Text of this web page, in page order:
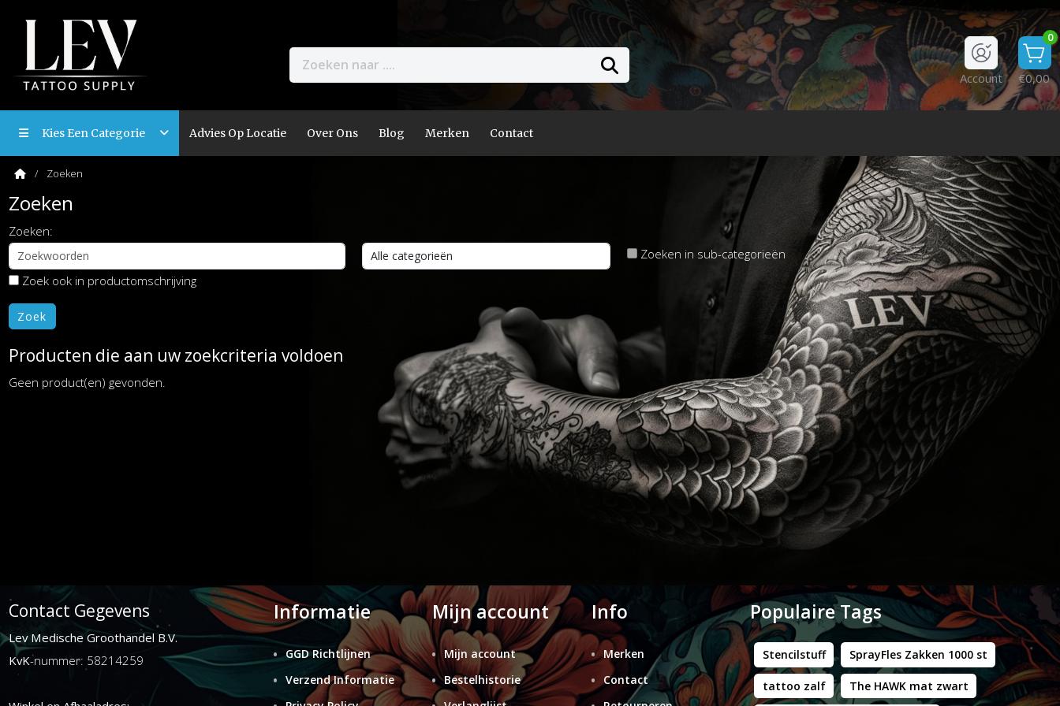
0
€0,00
Account
Kies Een Categorie Advies Op Locatie Over Ons Blog Merken Contact
Zoeken
Zoeken
Zoeken:
Zoeken in sub-categorieën
Zoek ook in productomschrijving
Producten die aan uw zoekcriteria voldoen
Geen product(en) gevonden.
Contact Gegevens
Lev Medische Groothandel B.V.
KvK-nummer: 58214259
Informatie
GGD Richtlijnen
Verzend Informatie
Mijn account
Mijn account
Bestelhistorie
Info
Merken
Contact
Populaire Tags
Stencilstuff SprayFles Zakken 1000 st
tattoo zalf The HAWK mat zwart